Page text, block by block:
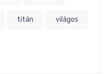
titán világos